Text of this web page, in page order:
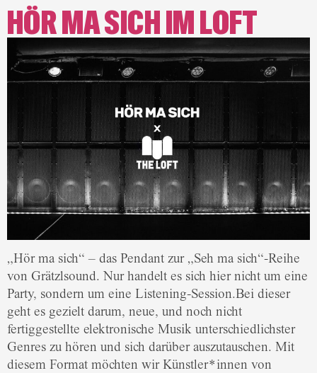
HÖR MA SICH IM LOFT
„Hör ma sich“ – das Pendant zur „Seh ma sich“-Reihe
von Grätzlsound. Nur handelt es sich hier nicht um eine
Party, sondern um eine Listening-Session.Bei dieser
geht es gezielt darum, neue, und noch nicht
fertiggestellte elektronische Musik unterschiedlichster
Genres zu hören und sich darüber auszutauschen. Mit
diesem Format möchten wir Künstler*innen von